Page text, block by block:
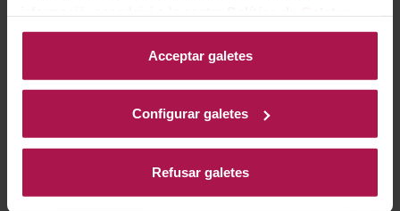
Acceptar galetes
Configurar galetes
Refusar galetes
Historia bodega
El origen de la familia Fèvre se remonta a muchos
siglos atrás en el corazón del viñedo de Chablis. El árbol
genealógico familiar se remonta hasta 1745. Zephyr, ya